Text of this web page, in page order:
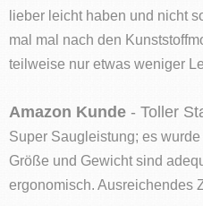
lieber leicht haben und nicht
mal mal nach den
teilweise nur etwas weniger
Amazon Kunde - Toller
Super Saugleistung; es
Größe und Gewicht sind
ergonomisch. Ausreichendes